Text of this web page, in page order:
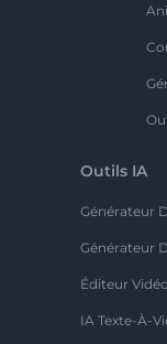
Outils IA
Générateur
Générateur
Éditeur
IA Texte-À-